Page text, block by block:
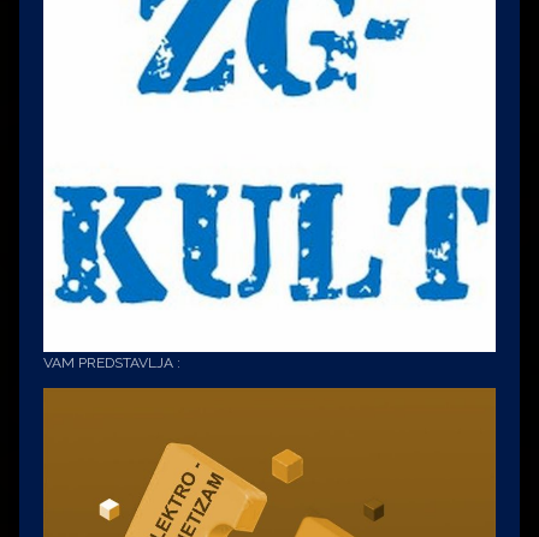
VAM PREDSTAVLJA :